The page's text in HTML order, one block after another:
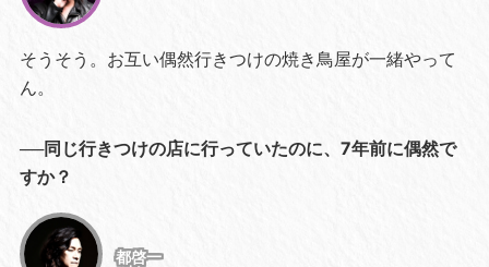
そうそう。お互い偶然行きつけの焼き鳥屋が一緒やって
ん。
──同じ行きつけの店に行っていたのに、7年前に偶然で
すか？
都啓一